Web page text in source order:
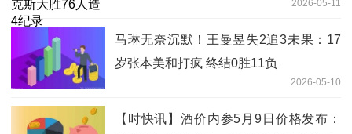
2026-05-11
马琳无奈沉默！王曼昱失2追3未果：17
岁张本美和打疯 终结0胜11负
2026-05-10
【时快讯】酒价内参5月9日价格发布：